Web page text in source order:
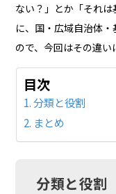
ない？」とか「それ
に、国・広域自治体
ので、今回はその違い
目次
分類と役割
まとめ
分類と役割